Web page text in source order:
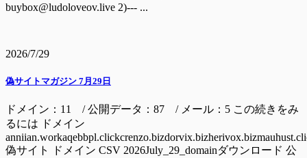
buybox@ludoloveov.live 2)--- ...
2026/7/29
偽サイトマガジン 7月29日
ドメイン：11 / 公開データ：87 / メール：5 この続きをみ
るには ドメイン
偽サイト ドメイン CSV 2026July_29_domainダウンロード 公